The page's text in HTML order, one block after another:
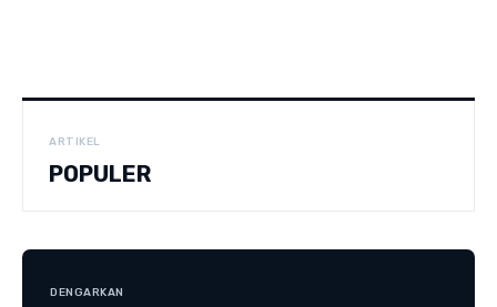
ARTIKEL
POPULER
DENGARKAN